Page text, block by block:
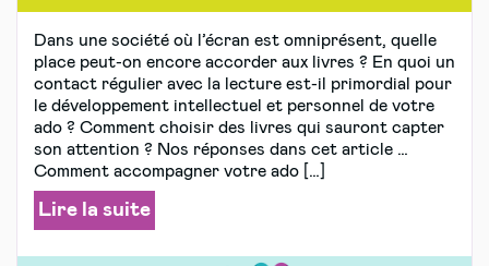
Dans une société où l’écran est omniprésent, quelle
place peut-on encore accorder aux livres ? En quoi un
contact régulier avec la lecture est-il primordial pour
le développement intellectuel et personnel de votre
ado ? Comment choisir des livres qui sauront capter
son attention ? Nos réponses dans cet article …
Comment accompagner votre ado […]
Lire la suite